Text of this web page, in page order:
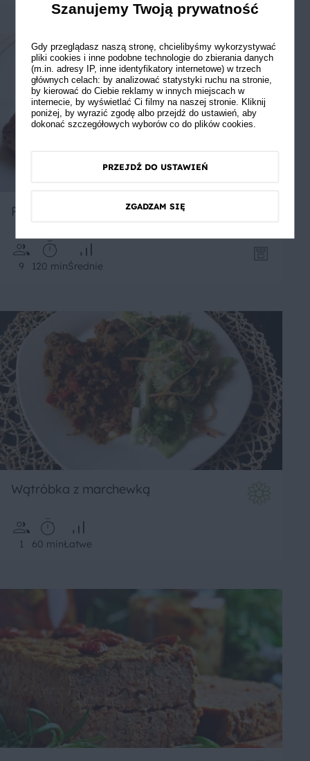
Pasztet z bakłażanem i papryką
9 120 minŚrednie
Wątróbka z marchewką
1 60 minŁatwe
Szanujemy Twoją prywatność
Gdy przeglądasz naszą stronę, chcielibyśmy wykorzystywać
pliki cookies i inne podobne technologie do zbierania danych
(m.in. adresy IP, inne identyfikatory internetowe) w trzech
głównych celach: by analizować statystyki ruchu na stronie,
by kierować do Ciebie reklamy w innych miejscach w
internecie, by wyświetlać Ci filmy na naszej stronie. Kliknij
poniżej, by wyrazić zgodę albo przejdź do ustawień, aby
dokonać szczegółowych wyborów co do plików cookies.
PRZEJDŹ DO USTAWIEŃ
ZGADZAM SIĘ